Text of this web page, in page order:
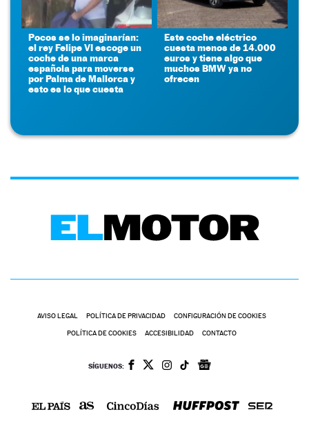
Pocos se lo imaginarían:
el rey Felipe VI escoge un
coche de una marca
española para moverse
por Palma de Mallorca y
esto es lo que cuesta
Este coche eléctrico
cuesta menos de 14.000
euros y tiene algo que
muchos BMW ya no
ofrecen
AVISO LEGAL POLÍTICA DE PRIVACIDAD CONFIGURACIÓN DE COOKIES
POLÍTICA DE COOKIES ACCESIBILIDAD CONTACTO
SÍGUENOS: